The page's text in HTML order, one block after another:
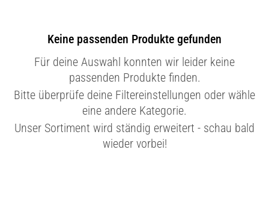
Keine passenden Produkte gefunden
Für deine Auswahl konnten wir leider keine
passenden Produkte finden.
Bitte überprüfe deine Filtereinstellungen oder wähle
eine andere Kategorie.
Unser Sortiment wird ständig erweitert - schau bald
wieder vorbei!